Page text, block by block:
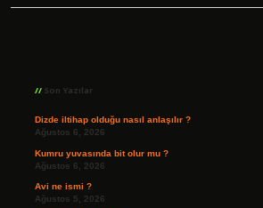
Son Yazılar
Dizde iltihap olduğu nasıl anlaşılır ?
Ağustos 6, 2026
Kumru yuvasında bit olur mu ?
Ağustos 6, 2026
Avi ne ismi ?
Ağustos 5, 2026